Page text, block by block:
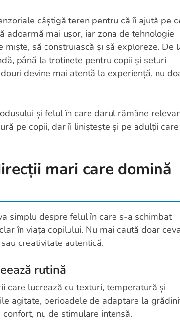
câștigă teren pentru că îi ajută pe
adoarmă mai ușor, iar zona de tehnologie
să construiască și să exploreze. De
până la trotinete pentru copii și seturi
devine mai atentă la experiență, nu
și felul în care darul rămâne
pe copii, dar îi liniștește și pe adulții care
mari care domină
simplu despre felul în care s-a schimbat
în viața copilului. Nu mai caută doar
creativitate autentică.
rutină
care lucrează cu texturi, temperatură și
agitate, perioadele de adaptare la
nu de stimulare intensă.